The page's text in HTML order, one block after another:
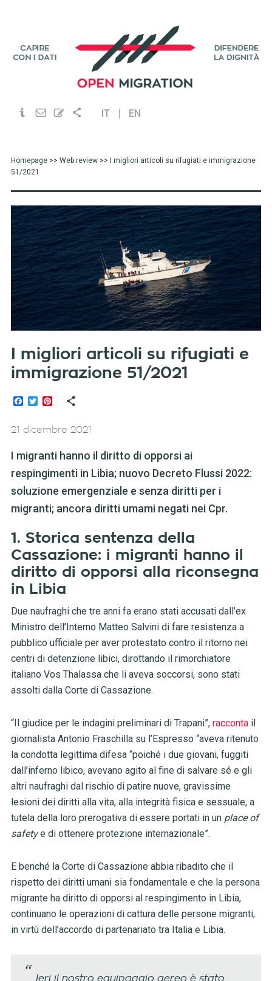
IT EN
Homepage>> Web review>> I migliori articoli su rifugiati e immigrazione
51/2021
I migliori articoli su rifugiati e
immigrazione 51/2021
Facebook
TwitterPinterest
21 dicembre 2021
I migranti hanno il diritto di opporsi ai
respingimenti in Libia; nuovo Decreto Flussi 2022:
soluzione emergenziale e senza diritti per i
migranti; ancora diritti umami negati nei Cpr.
1. Storica sentenza della
Cassazione: i migranti hanno il
diritto di opporsi alla riconsegna
in Libia
Due naufraghi che tre anni fa erano stati accusati dall’ex
Ministro dell’Interno Matteo Salvini di fare resistenza a
pubblico ufficiale per aver protestato contro il ritorno nei
centri di detenzione libici, dirottando il rimorchiatore
italiano Vos Thalassa che li aveva soccorsi, sono stati
assolti dalla Corte di Cassazione.
“Il giudice per le indagini preliminari di Trapani”, raccontail
giornalista Antonio Fraschilla su l’Espresso “aveva ritenuto
la condotta legittima difesa “poiché i due giovani, fuggiti
dall’inferno libico, avevano agito al fine di salvare sé e gli
altri naufraghi dal rischio di patire nuove, gravissime
lesioni dei diritti alla vita, alla integrità fisica e sessuale, a
tutela della loro prerogativa di essere portati in un place of
safetye di ottenere protezione internazionale”.
E benché la Corte di Cassazione abbia ribadito che il
rispetto dei diritti umani sia fondamentale e che la persona
migrante ha diritto di opporsi al respingimento in Libia,
continuano le operazioni di cattura delle persone migranti,
in virtù dell’accordo di partenariato tra Italia e Libia.
Ieri il nostro equipaggio aereo è stato